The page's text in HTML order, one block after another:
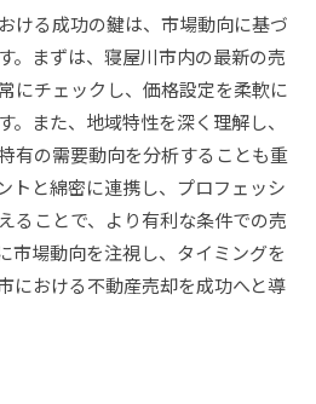
ける成功の鍵は、市場動向に基づ
。まずは、寝屋川市内の最新の売
にチェックし、価格設定を柔軟に
。また、地域特性を深く理解し、
有の需要動向を分析することも重
トと綿密に連携し、プロフェッシ
ることで、より有利な条件での売
市場動向を注視し、タイミングを
における不動産売却を成功へと導